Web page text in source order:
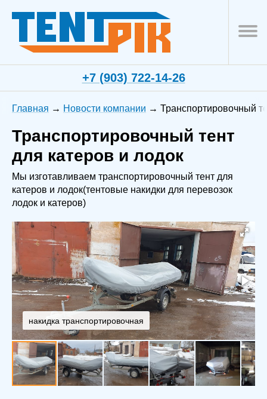
+7 (903) 722-14-26
Главная Новости компании Транспортировочный
Транспортировочный тент
для катеров и лодок
Мы изготавливаем транспортировочный тент для
катеров и лодок(тентовые накидки для перевозок
лодок и катеров)
накидка транспортировочная